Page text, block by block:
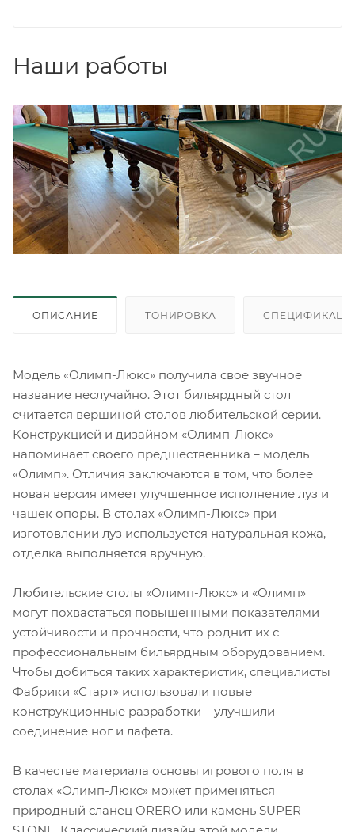
Наши работы
ОПИСАНИЕ ТОНИРОВКА
Модель «Олимп-Люкс» получила свое звучное
название неслучайно. Этот бильярдный стол
считается вершиной столов любительской серии.
Конструкцией и дизайном «Олимп-Люкс»
напоминает своего предшественника – модель
«Олимп». Отличия заключаются в том, что более
новая версия имеет улучшенное исполнение луз и
чашек опоры. В столах «Олимп-Люкс» при
изготовлении луз используется натуральная кожа,
отделка выполняется вручную.
Любительские столы «Олимп-Люкс» и «Олимп»
могут похвастаться повышенными показателями
устойчивости и прочности, что роднит их с
профессиональным бильярдным оборудованием.
Чтобы добиться таких характеристик, специалисты
Фабрики «Старт» использовали новые
конструкционные разработки – улучшили
соединение ног и лафета.
В качестве материала основы игрового поля в
столах «Олимп-Люкс» может применяться
природный сланец ORERO или камень SUPER